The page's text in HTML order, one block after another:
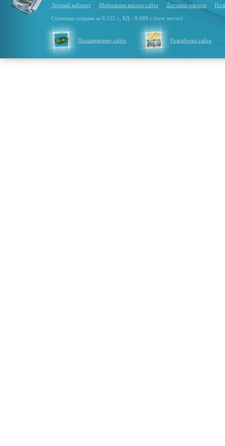
Личный кабинет Мобильная версия сайта Договор-оферта
Страница создана за 0.152 с, БД - 0.088 с (new server)
Продвижение сайта Разработка сайта